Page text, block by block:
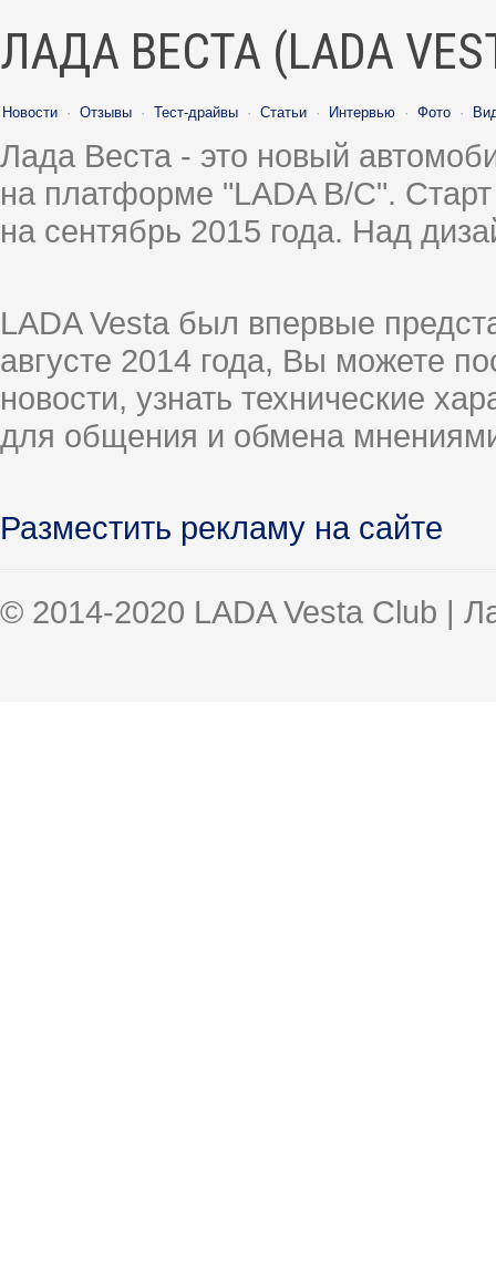
ЛАДА ВЕСТА (LADA
Новости · Отзывы · Тест-драйвы · Статьи · Интервью · Фото ·
Лада Веста - это новый
на платформе "LADA B/C".
на сентябрь 2015 года. Над
LADA Vesta был впервые
августе 2014 года, Вы можете
новости, узнать технические
для общения и обмена
Разместить рекламу на сайте
© 2014-2020 LADA Vesta Club |